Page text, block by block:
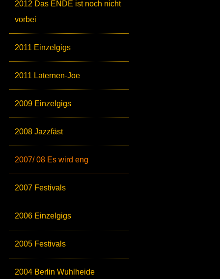
2012 Das ENDE ist noch nicht
vorbei
2011 Einzelgigs
2011 Laternen-Joe
2009 Einzelgigs
2008 Jazzfäst
2007/ 08 Es wird eng
2007 Festivals
2006 Einzelgigs
2005 Festivals
2004 Berlin Wuhlheide